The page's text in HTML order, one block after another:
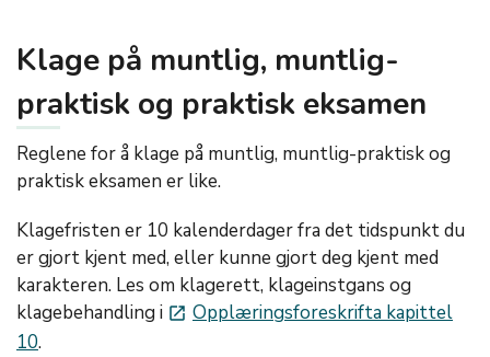
Klage på muntlig, muntlig-
praktisk og praktisk eksamen
Reglene for å klage på muntlig, muntlig-praktisk og
praktisk eksamen er like.
Klagefristen er 10 kalenderdager fra det tidspunkt du
er gjort kjent med, eller kunne gjort deg kjent med
karakteren. Les om klagerett, klageinstgans og
klagebehandling i launch Opplæringsforeskrifta kapittel
10.